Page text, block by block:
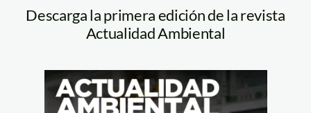
Descarga la primera edición de la revista
Actualidad Ambiental